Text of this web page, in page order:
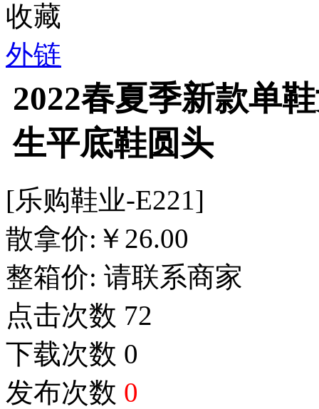
收藏
外链
2022春夏季新款单
生平底鞋圆头
[乐购鞋业-E221]
散拿价: ￥ 26.00
整箱价: 请联系商家
点击次数 72
下载次数 0
发布次数 0